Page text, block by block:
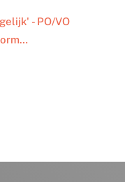
- PO/VO